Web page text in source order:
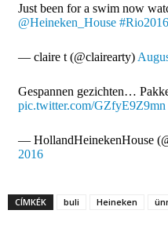
Just been for a swim now
@Heineken_House #Rio2016
— claire t (@clairearty)
Gespannen gezichten…
pic.twitter.com/GZfyE9Z9mn
— HollandHeinekenHouse
2016
CÍMKÉK buli Heineken